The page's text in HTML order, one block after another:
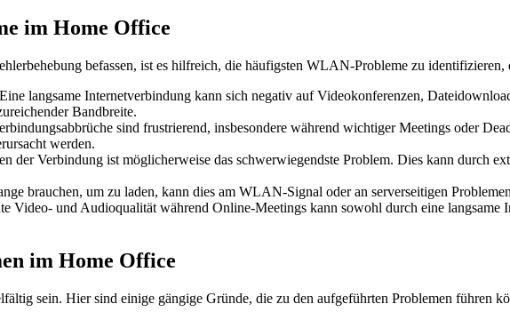
im Home Office
befassen, ist es hilfreich, die häufigsten WLAN-Probleme zu
Eine langsame Internetverbindung kann sich negativ auf Videokonferenzen,
Bandbreite.
sind frustrierend, insbesondere während wichtiger Meetings oder
werden.
der Verbindung ist möglicherweise das schwerwiegendste Problem. Dies kann durch
brauchen, um zu laden, kann dies am WLAN-Signal oder an serverseitigen
Video- und Audioqualität während Online-Meetings kann sowohl durch eine
im Home Office
sein. Hier sind einige gängige Gründe, die zu den aufgeführten Problemen führen